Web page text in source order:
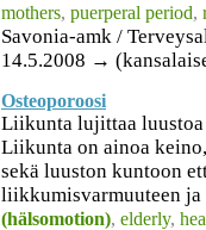
mothers, puerperal period,
Savonia-amk /
14.5.2008 →
Osteoporoosi
Liikunta lujittaa luustoa
Liikunta on ainoa
sekä luuston kuntoon
liikkumisvarmuuteen
(hälsomotion), elderly,